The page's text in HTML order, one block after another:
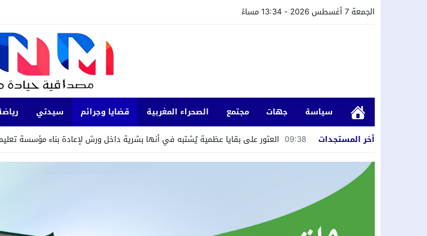
الجمعة 7 أغسطس 2026 - 13:34 مساءً
سياسة جهات مجتمع الصحراء المغربية قضايا وجرائم سيدتي
أخر المستجدات
09:38 العثور على بقايا عظمية يُشتبه في أنها بشرية داخل ورش لإعادة بناء مؤسسة
23:20 حملة انتخابية سابقة لأوانها؟ عشاء سياسي بفيلا مستشار جماعي سابق بحي
20:21 النيابة العامة باسفي تتفاعل مع شكايات ضد تدوينات تحرض على ارتكاب جرائم عنف